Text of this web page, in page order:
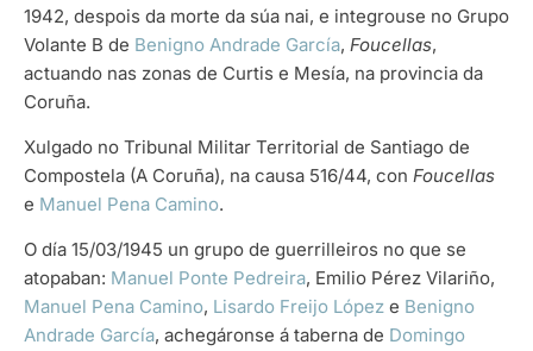
1942, despois da morte da súa nai, e integrouse no Grupo
Volante B de Benigno Andrade García, Foucellas,
actuando nas zonas de Curtis e Mesía, na provincia da
Coruña.
Xulgado no Tribunal Militar Territorial de Santiago de
Compostela (A Coruña), na causa 516/44, con Foucellas
e Manuel Pena Camino.
O día 15/03/1945 un grupo de guerrilleiros no que se
atopaban: Manuel Ponte Pedreira, Emilio Pérez Vilariño,
Manuel Pena Camino, Lisardo Freijo López e Benigno
Andrade García, achegáronse á taberna de Domingo